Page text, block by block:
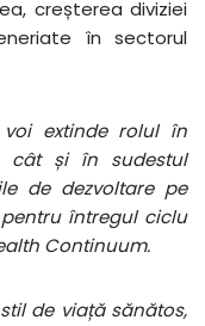
creșterea diviziei
în sectorul
extinde rolul în
cât și în sudestul
de dezvoltare pe
întregul ciclu
Continuum.
de viață sănătos,